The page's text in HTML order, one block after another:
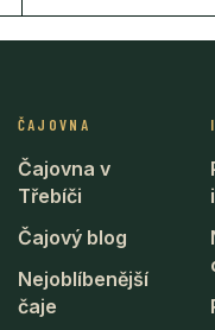
ČAJOVNA
Čajovna v
Třebíči
Čajový blog
Nejoblíbenější
čaje